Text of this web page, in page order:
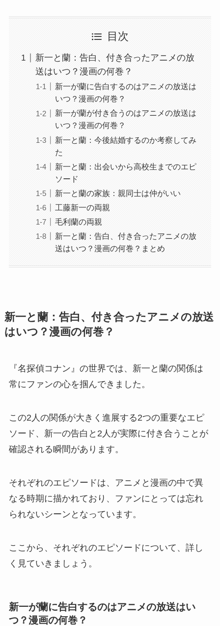
目次
新一と蘭：告白、付き合ったアニメの放
送はいつ？漫画の何巻？
新一が蘭に告白するのはアニメの放送は
いつ？漫画の何巻？
新一が蘭が付き合うのはアニメの放送は
いつ？漫画の何巻？
新一と蘭：今後結婚するのか考察してみ
た
新一と蘭：出会いから高校生までのエピ
ソード
新一と蘭の家族：親同士は仲がいい
工藤新一の両親
毛利蘭の両親
新一と蘭：告白、付き合ったアニメの放
送はいつ？漫画の何巻？まとめ
新一と蘭：告白、付き合ったアニメの放送
はいつ？漫画の何巻？
『名探偵コナン』の世界では、新一と蘭の関係は
常にファンの心を掴んできました。
この2人の関係が大きく進展する2つの重要なエピ
ソード、新一の告白と2人が実際に付き合うことが
確認される瞬間があります。
それぞれのエピソードは、アニメと漫画の中で異
なる時期に描かれており、ファンにとっては忘れ
られないシーンとなっています。
ここから、それぞれのエピソードについて、詳し
く見ていきましょう。
新一が蘭に告白するのはアニメの放送はい
つ？漫画の何巻？